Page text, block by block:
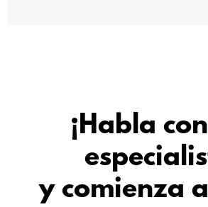
¡Habla
y comienza